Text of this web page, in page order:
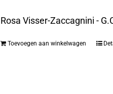
Rosa Visser-Zaccagnini -
Toevoegen aan winkelwagen